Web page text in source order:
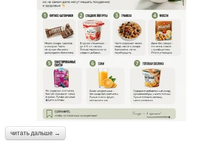
читать дальше →